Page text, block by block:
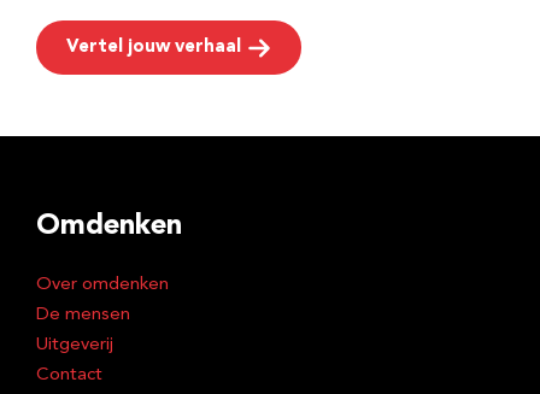
Vertel jouw verhaal
Omdenken
Over omdenken
De mensen
Uitgeverij
Contact